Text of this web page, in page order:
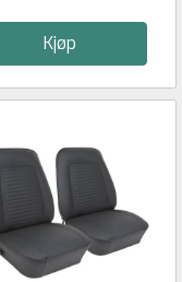
Kjøp